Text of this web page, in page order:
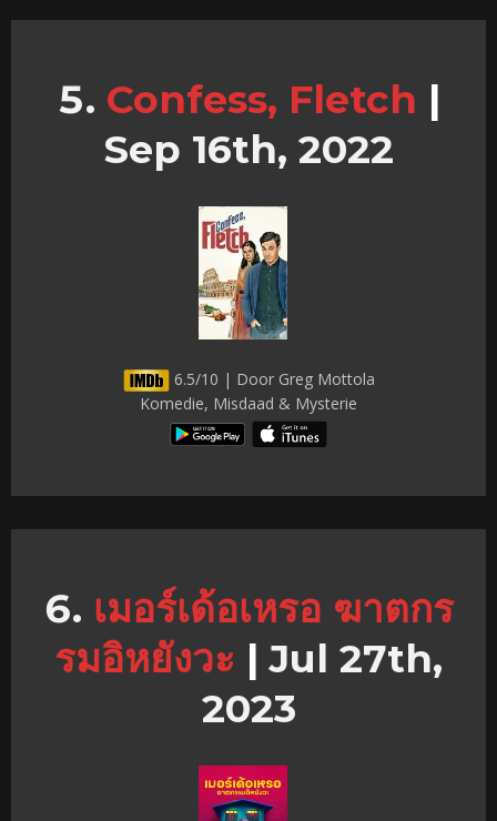
Confess, Fletch |
Sep 16th, 2022
6.5/10 | Door Greg Mottola
Komedie, Misdaad & Mysterie
เมอร์เด้อเหรอ ฆาตกร
รมอิหยังวะ | Jul 27th,
2023